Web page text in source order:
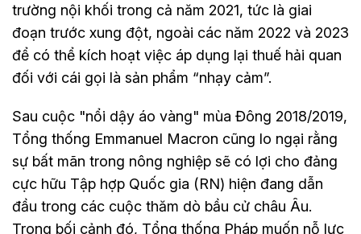
trường nội khối trong cả năm 2021, tức là giai
đoạn trước xung đột, ngoài các năm 2022 và 2023
để có thể kích hoạt việc áp dụng lại thuế hải quan
đối với cái gọi là sản phẩm “nhạy cảm”.
Sau cuộc "nổi dậy áo vàng" mùa Đông 2018/2019,
Tổng thống Emmanuel Macron cũng lo ngại rằng
sự bất mãn trong nông nghiệp sẽ có lợi cho đảng
cực hữu Tập hợp Quốc gia (RN) hiện đang dẫn
đầu trong các cuộc thăm dò bầu cử châu Âu.
Trong bối cảnh đó, Tổng thống Pháp muốn nỗ lực